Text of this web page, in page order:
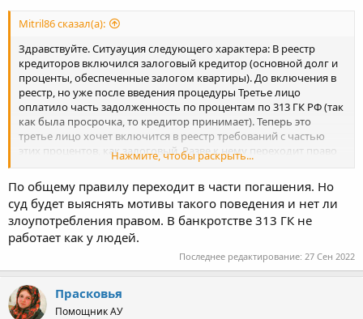
Mitril86 сказал(а):
Здравствуйте. Ситуауция следующего характера: В реестр
кредиторов включился залоговый кредитор (основной долг и
проценты, обеспеченные залогом квартиры). До включения в
реестр, но уже после введения процедуры Третье лицо
оплатило часть задолженность по процентам по 313 ГК РФ (так
как была просрочка, то кредитор принимает). Теперь это
третье лицо хочет включится в реестр требований с частью
этих процентов, как залоговый. Разве к нему переходит право
залога с учетом еще того, что он получил только 1/13
процентов? Заранее благодарю за ответ.
Нажмите, чтобы раскрыть...
По общему правилу переходит в части погашения. Но
суд будет выяснять мотивы такого поведения и нет ли
злоупотребления правом. В банкротстве 313 ГК не
работает как у людей.
Последнее редактирование: 27 Сен 2022
Прасковья
Помощник АУ